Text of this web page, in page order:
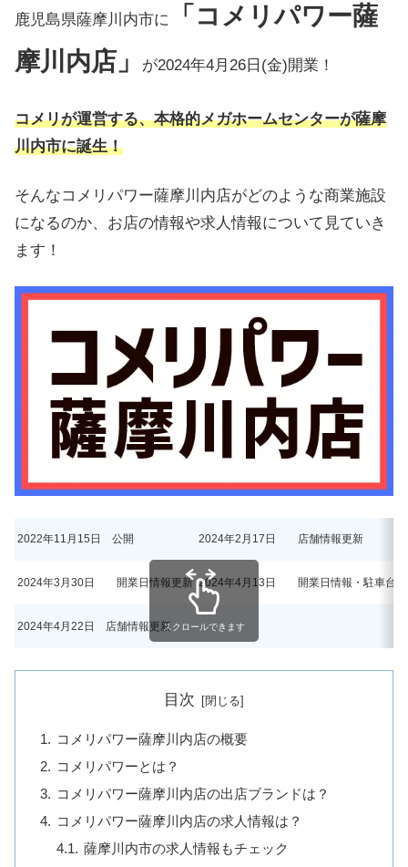
鹿児島県薩摩川内市に
「コメリパワー薩
摩川内店」
が2024年4月26日(金)開業！
コメリが運営する、本格的メガホームセンターが薩摩
川内市に誕生！
そんなコメリパワー薩摩川内店がどのような商業施設
になるのか、お店の情報や求人情報について見ていき
ます！
2022年11月15日 公開 2024年2月17日 店舗情報更新
2024年3月30日 開業日情報更新 2024年4月13日 開業日情報・駐車台数
2024年4月22日 店舗情報更新スクロールできます
目次
コメリパワー薩摩川内店の概要
コメリパワーとは？
コメリパワー薩摩川内店の出店ブランドは？
コメリパワー薩摩川内店の求人情報は？
薩摩川内市の求人情報もチェック